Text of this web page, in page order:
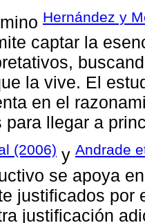
Hernández y
captar la
la vive. El
en el
para llegar a
(2006) y Andrade
se apoya
justificados por
justificación